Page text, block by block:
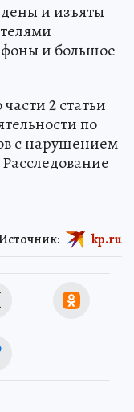
и изъяты
и большое
2 статьи
по
с нарушением
kp.ru